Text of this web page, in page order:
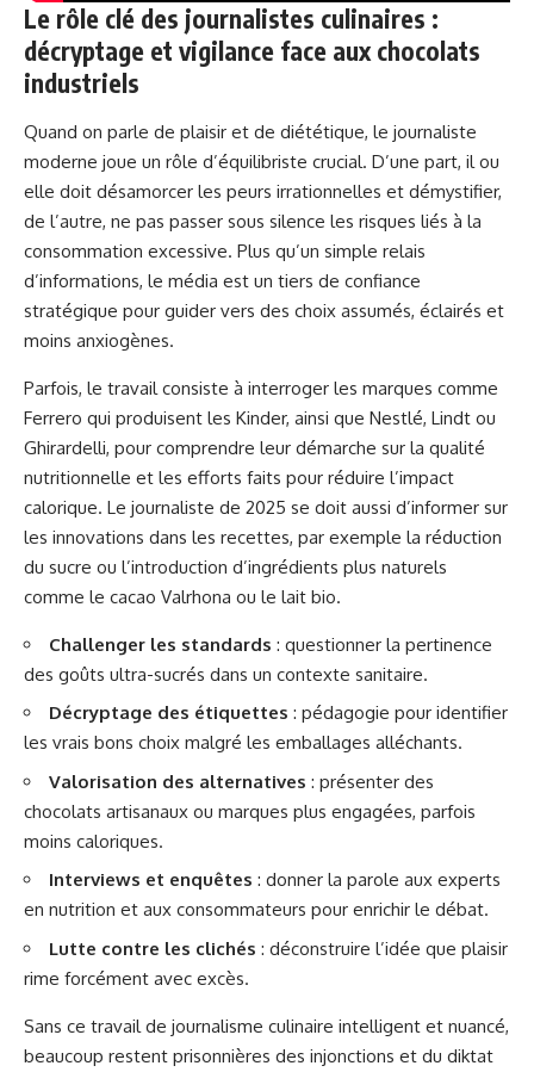
Le rôle clé des journalistes culinaires :
décryptage et vigilance face aux chocolats
industriels
Quand on parle de plaisir et de diététique, le journaliste
moderne joue un rôle d’équilibriste crucial. D’une part, il ou
elle doit désamorcer les peurs irrationnelles et démystifier,
de l’autre, ne pas passer sous silence les risques liés à la
consommation excessive. Plus qu’un simple relais
d’informations, le média est un tiers de confiance
stratégique pour guider vers des choix assumés, éclairés et
moins anxiogènes.
Parfois, le travail consiste à interroger les marques comme
Ferrero qui produisent les Kinder, ainsi que Nestlé, Lindt ou
Ghirardelli, pour comprendre leur démarche sur la qualité
nutritionnelle et les efforts faits pour réduire l’impact
calorique. Le journaliste de 2025 se doit aussi d’informer sur
les innovations dans les recettes, par exemple la réduction
du sucre ou l’introduction d’ingrédients plus naturels
comme le cacao Valrhona ou le lait bio.
Challenger les standards : questionner la pertinence
des goûts ultra-sucrés dans un contexte sanitaire.
Décryptage des étiquettes : pédagogie pour identifier
les vrais bons choix malgré les emballages alléchants.
Valorisation des alternatives : présenter des
chocolats artisanaux ou marques plus engagées, parfois
moins caloriques.
Interviews et enquêtes : donner la parole aux experts
en nutrition et aux consommateurs pour enrichir le débat.
Lutte contre les clichés : déconstruire l’idée que plaisir
rime forcément avec excès.
Sans ce travail de journalisme culinaire intelligent et nuancé,
beaucoup restent prisonnières des injonctions et du diktat